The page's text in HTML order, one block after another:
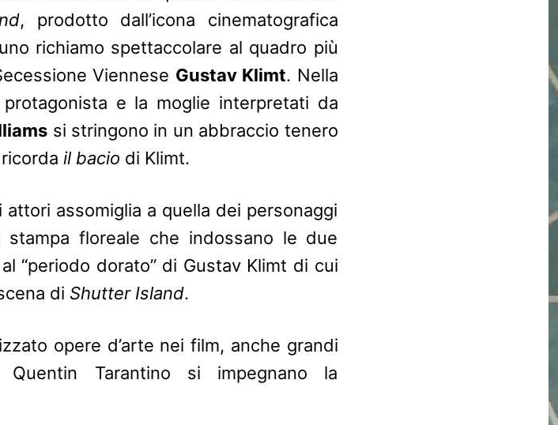
, prodotto dall’icona cinematografica
richiamo spettaccolare al quadro più
Viennese Gustav Klimt. Nella
e la moglie interpretati da
si stringono in un abbraccio tenero
il bacio di Klimt.
attori assomiglia a quella dei personaggi
floreale che indossano le due
“periodo dorato” di Gustav Klimt di cui
di Shutter Island.
opere d’arte nei film, anche grandi
Tarantino si impegnano la